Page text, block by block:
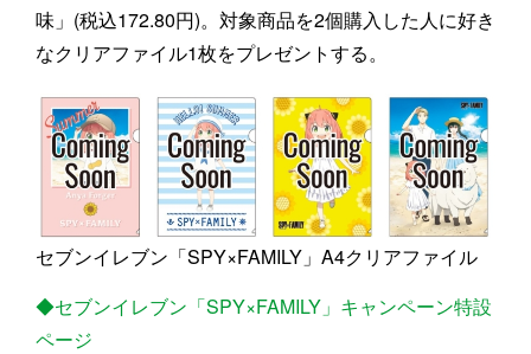
味」(税込172.80円)。対象商品を2個購入した人に好き
なクリアファイル1枚をプレゼントする。
セブンイレブン「SPY×FAMILY」A4クリアファイル
◆セブンイレブン「SPY×FAMILY」キャンペーン特設
ページ